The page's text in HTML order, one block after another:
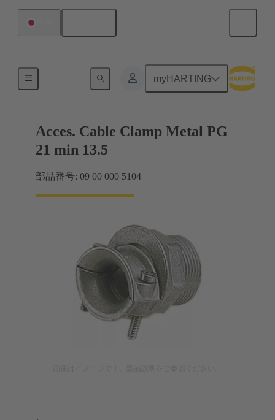
myHARTING
ケーブルグランド
Acces. Cable Clamp Metal PG
21 min 13.5
部品番号: 09 00 000 5104